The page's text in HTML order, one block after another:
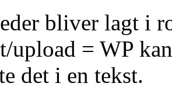
bliver lagt i
upload = WP
det i en tekst.